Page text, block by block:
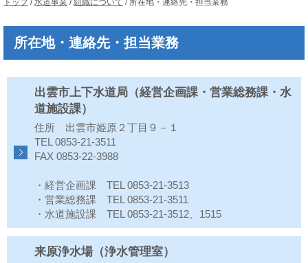
根
市
現
の
トップ/水道事業 /組織について / 所在地・連絡先・担当業務
所在地・連絡先・担当業務
出雲市上下水道局（経営企画課・営業総務課・水
道施設課）
住所 出雲市姫原２丁目９－１
TEL 0853-21-3511
FAX 0853-22-3988
・経営企画課 TEL 0853-21-3513
・営業総務課 TEL 0853-21-3511
・水道施設課 TEL 0853-21-3512、1515
来原浄水場（浄水管理室）